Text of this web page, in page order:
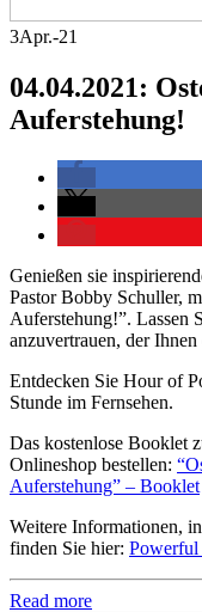
3Apr.-21
04.04.2021:
Auferstehung!
Genießen sie
Pastor Bobby Schuller,
Auferstehung!”. Lassen
anzuvertrauen, der
Entdecken Sie Hour of
Stunde im Fernsehen.
Das kostenlose Booklet
Onlineshop bestellen:
Auferstehung” – Booklet
Weitere Informationen,
finden Sie hier:
Read more